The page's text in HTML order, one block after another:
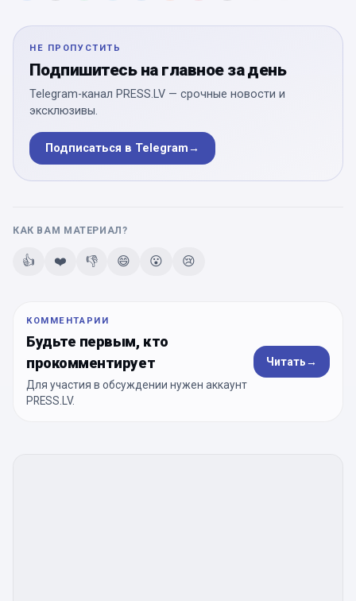
НЕ ПРОПУСТИТЬ
Подпишитесь на главное за день
Telegram-канал PRESS.LV — срочные новости и
эксклюзивы.
Подписаться в Telegram→
КАК ВАМ МАТЕРИАЛ?
👍 ❤️ 👎 😄 😮 😢
КОММЕНТАРИИ
Будьте первым, кто
прокомментирует
Для участия в обсуждении нужен аккаунт
PRESS.LV.
Читать→